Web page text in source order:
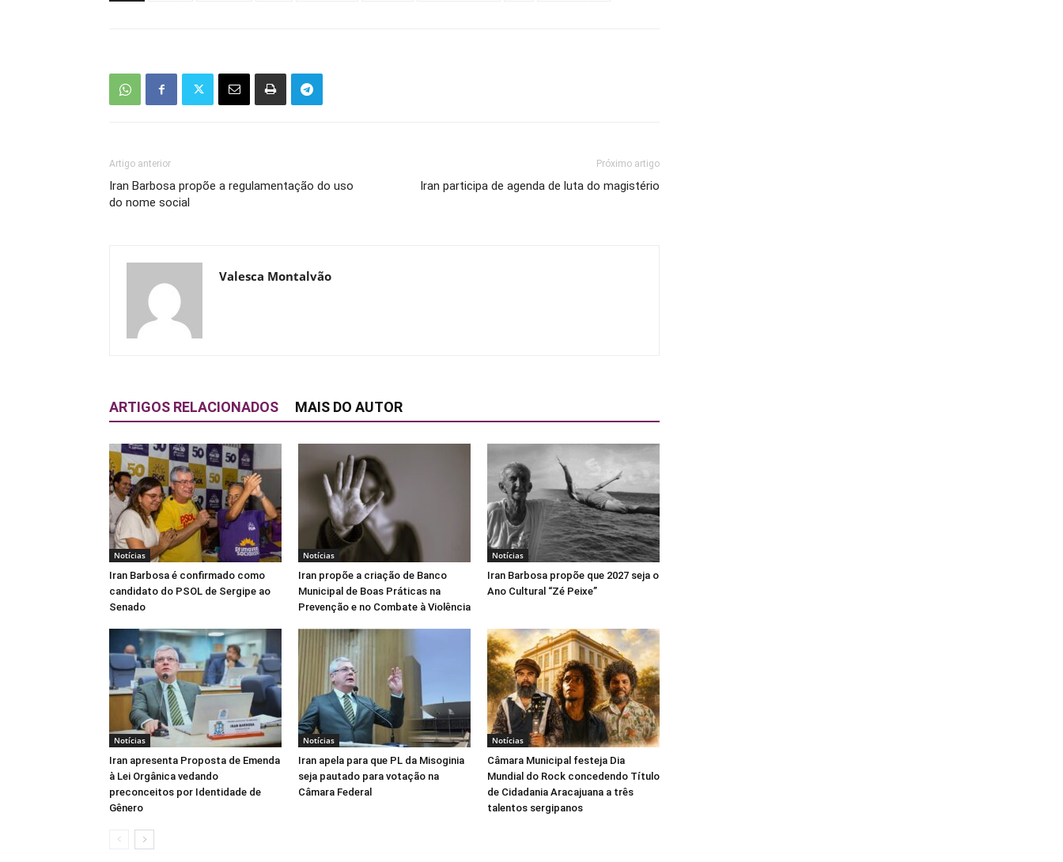
Artigo anterior
Iran Barbosa propõe a regulamentação do uso
do nome social
Próximo artigo
Iran participa de agenda de luta do magistério
Valesca Montalvão
ARTIGOS RELACIONADOS MAIS DO AUTOR
Notícias
Iran Barbosa é confirmado como
candidato do PSOL de Sergipe ao
Senado
Notícias
Iran propõe a criação de Banco
Municipal de Boas Práticas na
Prevenção e no Combate à Violência
Notícias
Iran Barbosa propõe que 2027 seja o
Ano Cultural “Zé Peixe”
Notícias
Iran apresenta Proposta de Emenda
à Lei Orgânica vedando
preconceitos por Identidade de
Gênero
Notícias
Iran apela para que PL da Misoginia
seja pautado para votação na
Câmara Federal
Notícias
Câmara Municipal festeja Dia
Mundial do Rock concedendo Título
de Cidadania Aracajuana a três
talentos sergipanos